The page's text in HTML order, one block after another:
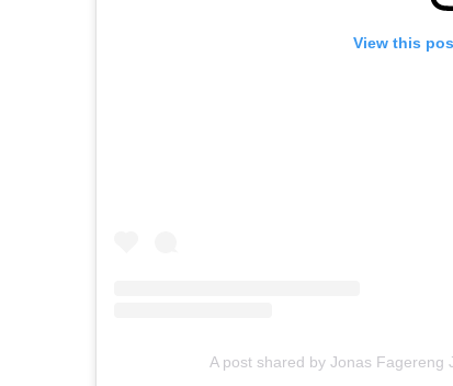
View this
A post shared by Jonas Fagereng